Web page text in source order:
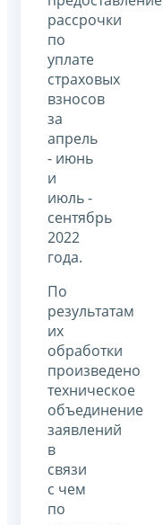
рассрочки
по
уплате
страховых
взносов
за
апрель
- июнь
и
июль -
сентябрь
2022
года.
По
результатам
их
обработки
произведено
техническое
объединение
заявлений
в
связи
с чем
по